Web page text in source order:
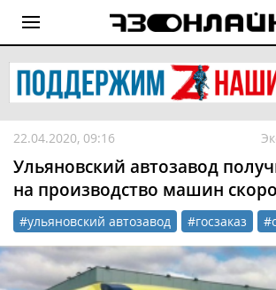
22.04.2020, 09:16
Ульяновский автозавод
на производство машин
#ульяновский автозавод #госзаказ